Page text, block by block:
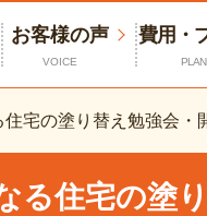
お客様の声
VOICE
費用・
PLAN
宅の塗り替え勉強会・
る住宅の塗